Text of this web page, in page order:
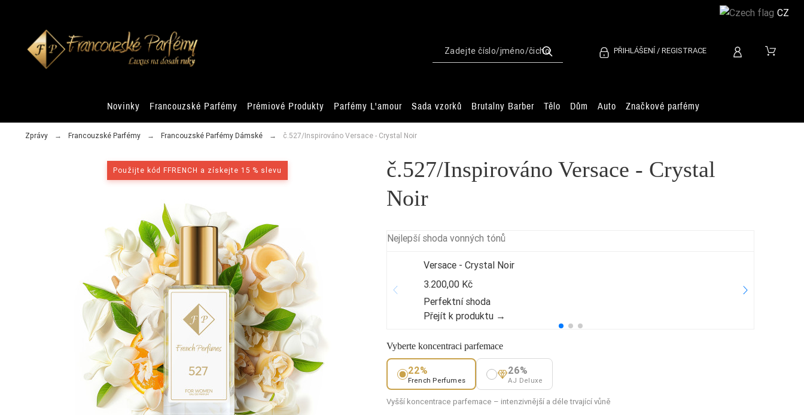
PŘIHLÁŠENÍ / REGISTRACE
Novinky Francouzské Parfémy Prémiové Produkty Parfémy L'amour Sada vzorků Brutalny Barber Tělo Dům Auto Značkové parfémy
Zprávy Francouzské Parfémy Francouzské Parfémy Dámské č.527/Inspirováno Versace - Crystal Noir
Použijte kód FFRENCH a získejte 15 % slevu
č.527/Inspirováno Versace - Crystal
Noir
Nejlepší shoda vonných tónů
Versace - Crystal Noir
3.200,00 Kč
Perfektní shoda
Přejít k produktu →
Vyberte koncentraci parfemace
22%
French Perfumes
26%
AJ Deluxe
Vyšší koncentrace parfemace – intenzivnější a déle trvající vůně
CZ